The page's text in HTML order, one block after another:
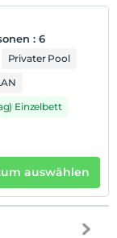
: 6
Privater Pool
Einzelbett
auswählen